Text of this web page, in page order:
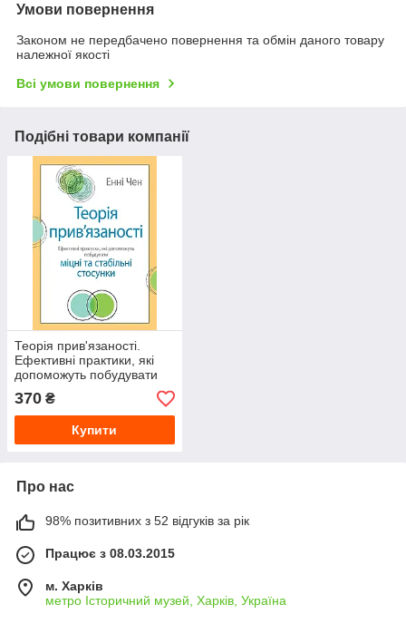
Умови повернення
Законом не передбачено повернення та обмін даного товару
належної якості
Всі умови повернення
Подібні товари компанії
Теорія прив'язаності.
Ефективні практики, які
допоможуть побудувати
міцні відносини з
близькими, Енні Чен.
370 ₴
Купити
Про нас
98% позитивних з 52 відгуків за рік
Працює з 08.03.2015
м. Харків
метро Історичний музей, Харків, Україна